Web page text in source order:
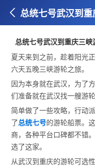

总统七号武汉到重庆三
夏天来到之前，趁着阳光
六天五晚三峡游轮之旅。
因为本身就在武汉，为了
们准备就在武汉找一艘游
简单做了一些攻略，行动
了 总统七号的游轮船票。
商，各种平台口碑都不错
选了这家。
从武汉到重庆的游轮可选性